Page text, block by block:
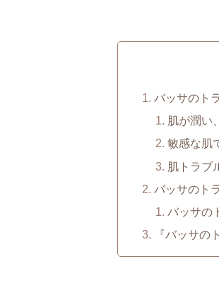
バッサのト
肌が潤い
敏感な肌
肌トラブ
バッサのト
バッサの
『バッサの